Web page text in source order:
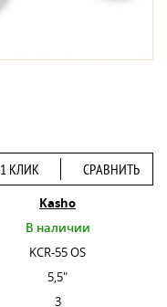
КЛИК СРАВНИТЬ
Kasho
В наличии
KCR-55 OS
5,5"
3